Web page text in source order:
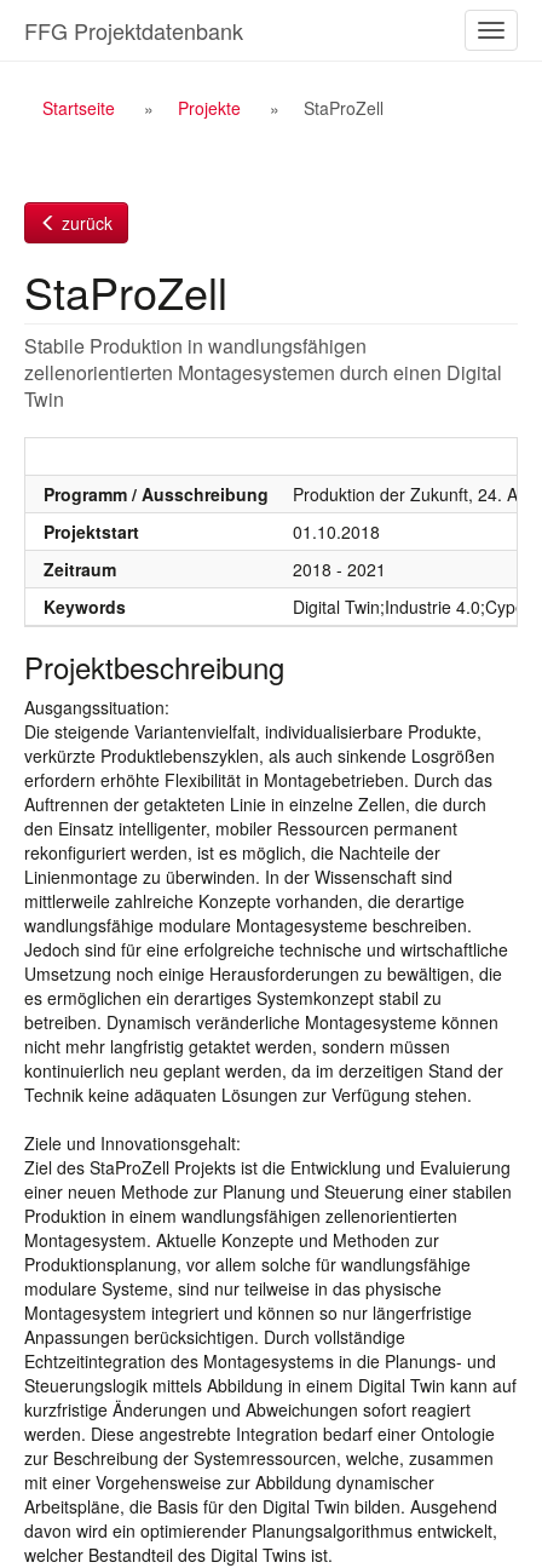
Inhalt
ein-/
FFG Projektdatenbank
Breadcrumb
Startseite Projekte StaProZell
zurück
StaProZell
Stabile Produktion in wandlungsfähigen
zellenorientierten Montagesystemen durch einen Digital
Twin
Programm / Ausschreibung
Produktion der Zukunft, 24. AS
Projektstart
01.10.2018
Zeitraum
2018 - 2021
Keywords
Digital Twin;Industrie
Projektbeschreibung
Ausgangssituation:
Die steigende Variantenvielfalt, individualisierbare Produkte,
verkürzte Produktlebenszyklen, als auch sinkende Losgrößen
erfordern erhöhte Flexibilität in Montagebetrieben. Durch das
Auftrennen der getakteten Linie in einzelne Zellen, die durch
den Einsatz intelligenter, mobiler Ressourcen permanent
rekonfiguriert werden, ist es möglich, die Nachteile der
Linienmontage zu überwinden. In der Wissenschaft sind
mittlerweile zahlreiche Konzepte vorhanden, die derartige
wandlungsfähige modulare Montagesysteme beschreiben.
Jedoch sind für eine erfolgreiche technische und wirtschaftliche
Umsetzung noch einige Herausforderungen zu bewältigen, die
es ermöglichen ein derartiges Systemkonzept stabil zu
betreiben. Dynamisch veränderliche Montagesysteme können
nicht mehr langfristig getaktet werden, sondern müssen
kontinuierlich neu geplant werden, da im derzeitigen Stand der
Technik keine adäquaten Lösungen zur Verfügung stehen.
Ziele und Innovationsgehalt:
Ziel des StaProZell Projekts ist die Entwicklung und Evaluierung
einer neuen Methode zur Planung und Steuerung einer stabilen
Produktion in einem wandlungsfähigen zellenorientierten
Montagesystem. Aktuelle Konzepte und Methoden zur
Produktionsplanung, vor allem solche für wandlungsfähige
modulare Systeme, sind nur teilweise in das physische
Montagesystem integriert und können so nur längerfristige
Anpassungen berücksichtigen. Durch vollständige
Echtzeitintegration des Montagesystems in die Planungs- und
Steuerungslogik mittels Abbildung in einem Digital Twin kann auf
kurzfristige Änderungen und Abweichungen sofort reagiert
werden. Diese angestrebte Integration bedarf einer Ontologie
zur Beschreibung der Systemressourcen, welche, zusammen
mit einer Vorgehensweise zur Abbildung dynamischer
Arbeitspläne, die Basis für den Digital Twin bilden. Ausgehend
davon wird ein optimierender Planungsalgorithmus entwickelt,
welcher Bestandteil des Digital Twins ist.